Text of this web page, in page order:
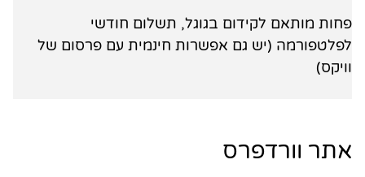
פחות מותאם לקידום בגוגל, תשלום חודשי
לפלטפורמה (יש גם אפשרות חינמית עם פרסום של
וויקס)
אתר וורדפרס